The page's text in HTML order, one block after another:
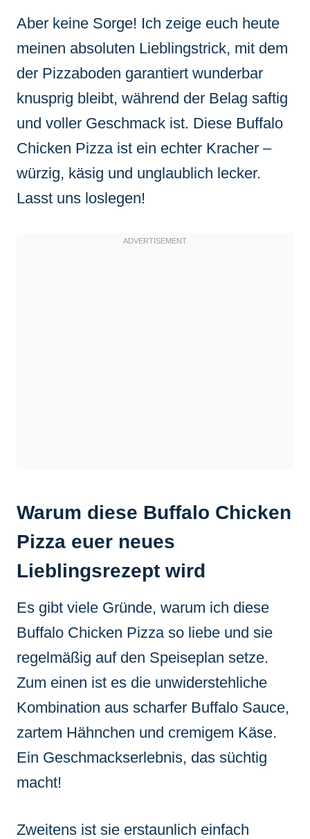
Aber keine Sorge! Ich zeige euch heute
meinen absoluten Lieblingstrick, mit dem
der Pizzaboden garantiert wunderbar
knusprig bleibt, während der Belag saftig
und voller Geschmack ist. Diese Buffalo
Chicken Pizza ist ein echter Kracher –
würzig, käsig und unglaublich lecker.
Lasst uns loslegen!
Warum diese Buffalo Chicken
Pizza euer neues
Lieblingsrezept wird
Es gibt viele Gründe, warum ich diese
Buffalo Chicken Pizza so liebe und sie
regelmäßig auf den Speiseplan setze.
Zum einen ist es die unwiderstehliche
Kombination aus scharfer Buffalo Sauce,
zartem Hähnchen und cremigem Käse.
Ein Geschmackserlebnis, das süchtig
macht!
Zweitens ist sie erstaunlich einfach